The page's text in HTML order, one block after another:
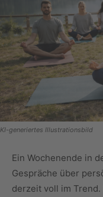
KI-generiertes Illustrationsbild
Ein Wochenende in
Gespräche über
derzeit voll im